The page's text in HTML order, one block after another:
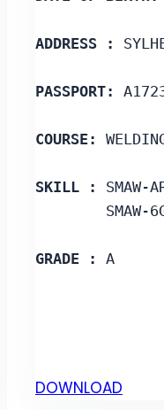
ADDRESS :
PASSPORT:
COURSE:
SKILL :
SMAW-
GRADE : A
DOWNLOAD